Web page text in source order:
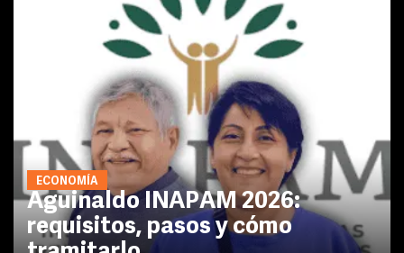
ECONOMÍA
Aguinaldo INAPAM 2026:
requisitos, pasos y cómo